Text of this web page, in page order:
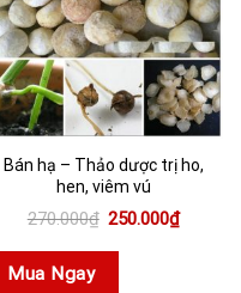
Bán hạ – Thảo dược trị ho,
hen, viêm vú
270.000₫ Giá
là:
250.000₫Giá
hiện
Mua Ngay